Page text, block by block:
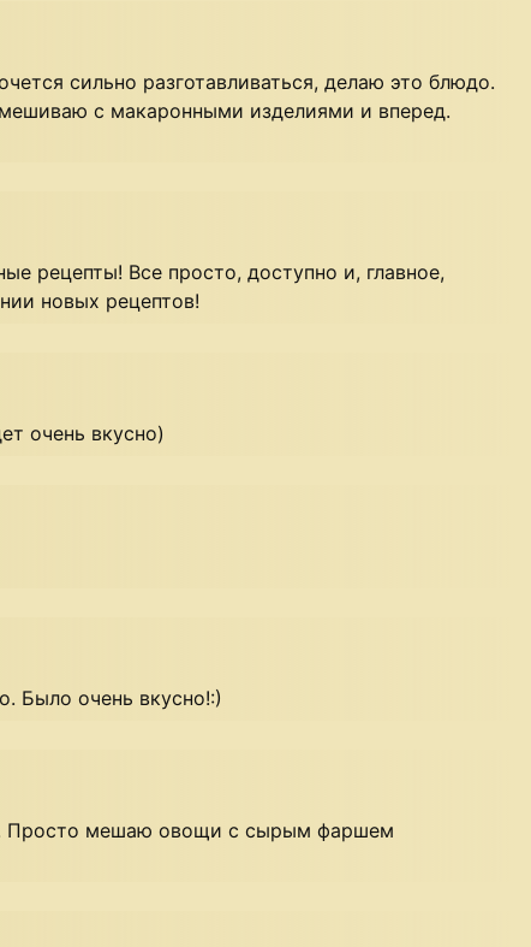
сильно разготавливаться, делаю это блюдо.
с макаронными изделиями и вперед.
рецепты! Все просто, доступно и, главное,
новых рецептов!
очень вкусно)
Было очень вкусно!:)
Просто мешаю овощи с сырым фаршем